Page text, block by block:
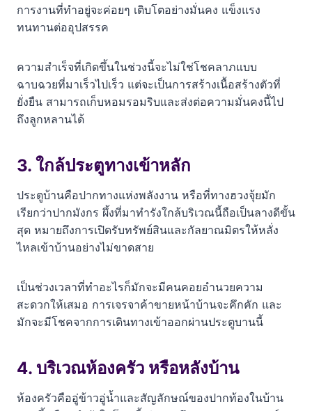
การงานที่ทำอยู่จะค่อยๆ เติบโตอย่างมั่นคง แข็งแรง
ทนทานต่ออุปสรรค
ความสำเร็จที่เกิดขึ้นในช่วงนี้จะไม่ใช่โชคลาภแบบ
ฉาบฉวยที่มาเร็วไปเร็ว แต่จะเป็นการสร้างเนื้อสร้างตัวที่
ยั่งยืน สามารถเก็บหอมรอมริบและส่งต่อความมั่นคงนี้ไป
ถึงลูกหลานได้
3. ใกล้ประตูทางเข้าหลัก
ประตูบ้านคือปากทางแห่งพลังงาน หรือที่ทางฮวงจุ้ยมัก
เรียกว่าปากมังกร ผึ้งที่มาทำรังใกล้บริเวณนี้ถือเป็นลางดีขั้น
สุด หมายถึงการเปิดรับทรัพย์สินและกัลยาณมิตรให้หลั่ง
ไหลเข้าบ้านอย่างไม่ขาดสาย
เป็นช่วงเวลาที่ทำอะไรก็มักจะมีคนคอยอำนวยความ
สะดวกให้เสมอ การเจรจาค้าขายหน้าบ้านจะคึกคัก และ
มักจะมีโชคจากการเดินทางเข้าออกผ่านประตูบานนี้
4. บริเวณห้องครัว หรือหลังบ้าน
ห้องครัวคืออู่ข้าวอู่น้ำและสัญลักษณ์ของปากท้องในบ้าน